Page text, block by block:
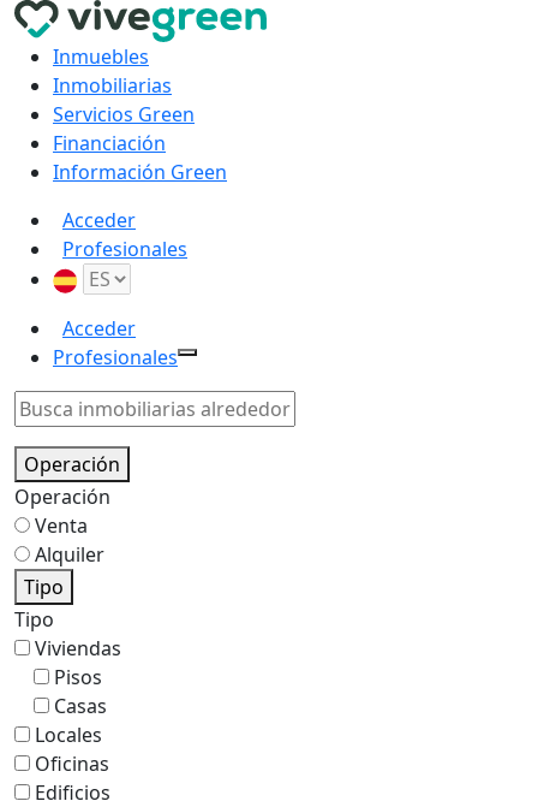
Inmuebles
Inmobiliarias
Servicios Green
Financiación
Información Green
Acceder
Profesionales
Acceder
Profesionales
Operación
Operación
Venta
Alquiler
Tipo
Tipo
Viviendas
Pisos
Casas
Locales
Oficinas
Edificios